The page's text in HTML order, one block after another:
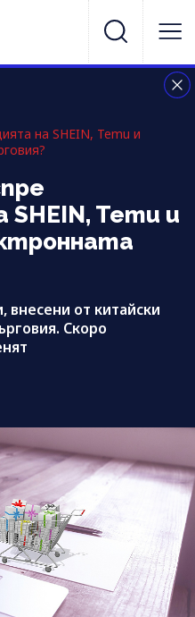
на SHEIN, Temu и
Temu и
внесени от китайски
Скоро